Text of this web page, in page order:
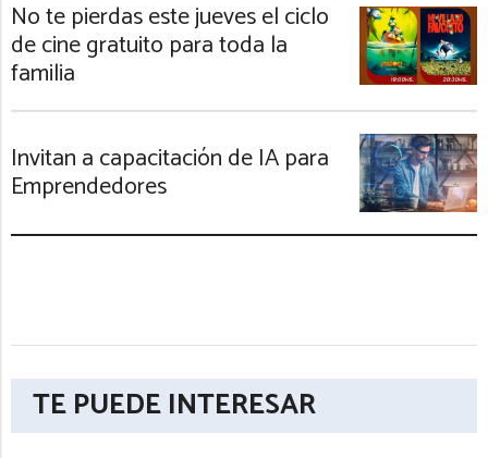
No te pierdas este jueves el ciclo
de cine gratuito para toda la
familia
Invitan a capacitación de IA para
Emprendedores
TE PUEDE INTERESAR